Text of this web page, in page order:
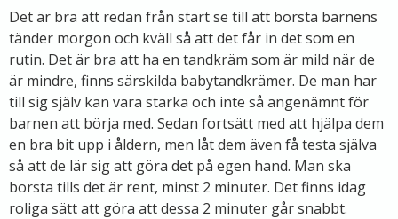
Det är bra att redan från start se till att borsta barnens
tänder morgon och kväll så att det får in det som en
rutin. Det är bra att ha en tandkräm som är mild när de
är mindre, finns särskilda babytandkrämer. De man har
till sig själv kan vara starka och inte så angenämnt för
barnen att börja med. Sedan fortsätt med att hjälpa dem
en bra bit upp i åldern, men låt dem även få testa själva
så att de lär sig att göra det på egen hand. Man ska
borsta tills det är rent, minst 2 minuter. Det finns idag
roliga sätt att göra att dessa 2 minuter går snabbt.